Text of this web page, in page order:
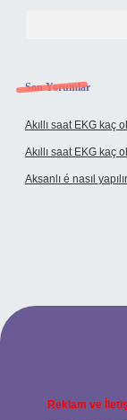
Son Yorumlar
Akıllı saat EKG kaç
Akıllı saat EKG kaç
Aksanlı é nasıl
Reklam ve